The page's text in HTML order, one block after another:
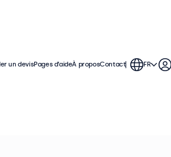
un devisPages d’aideÀ proposContact FR